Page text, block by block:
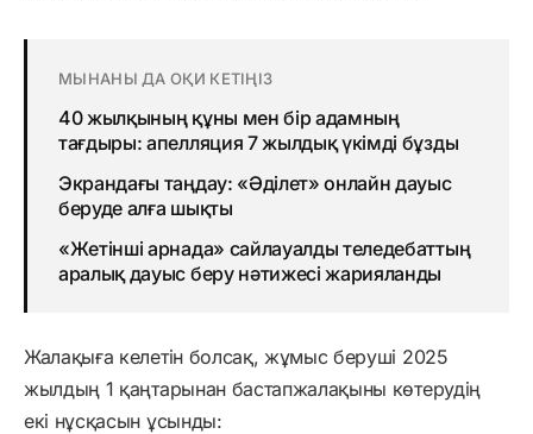
МЫНАНЫ ДА ОҚИ КЕТІҢІЗ
40 жылқының құны мен бір адамның
тағдыры: апелляция 7 жылдық үкімді бұзды
Экрандағы таңдау: «Әділет» онлайн дауыс
беруде алға шықты
«Жетінші арнада» сайлауалды теледебаттың
аралық дауыс беру нәтижесі жарияланды
Жалақыға келетін болсақ, жұмыс беруші 2025
жылдың 1 қаңтарынан бастапжалақыны көтерудің
екі нұсқасын ұсынды: